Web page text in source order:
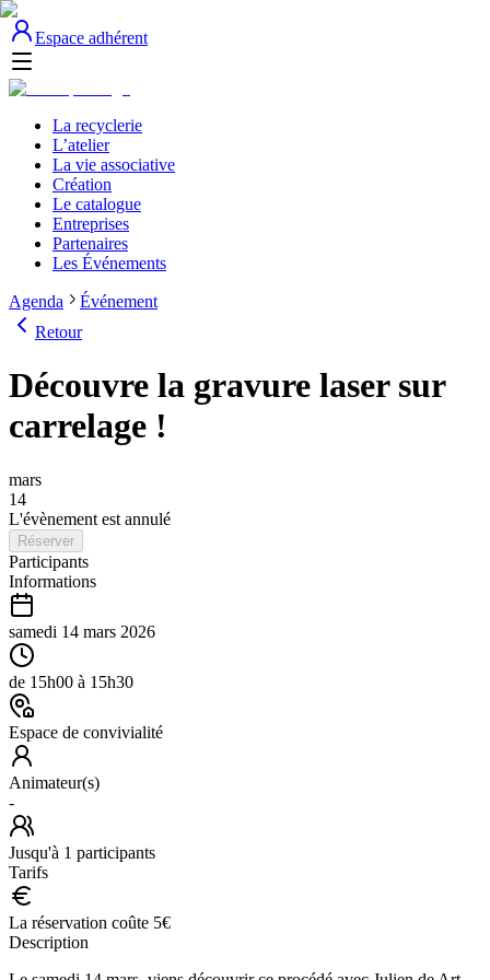
Espace adhérent
La recyclerie
L’atelier
La vie associative
Création
Le catalogue
Entreprises
Partenaires
Les Événements
Agenda
Événement
Retour
Découvre la gravure laser sur
carrelage !
mars
14
L'évènement est annulé
Réserver
Participants
Informations
samedi 14 mars 2026
de 15h00 à 15h30
Espace de convivialité
Animateur(s)
-
Jusqu'à 1 participants
Tarifs
La réservation coûte 5€
Description